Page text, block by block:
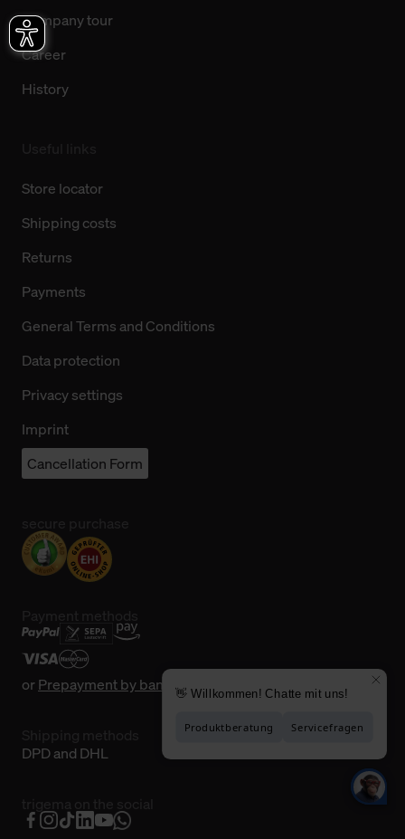
Company tour
Career
History
Store locator
Shipping costs
Returns
Payments
General Terms and Conditions
Data protection
Privacy settings
Imprint
Cancellation Form
orPrepayment by bank transfer
DPD and DHL